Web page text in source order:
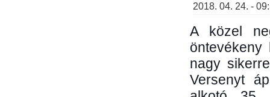
2018. 04. 24. -
A közel
nagy
Versenyt